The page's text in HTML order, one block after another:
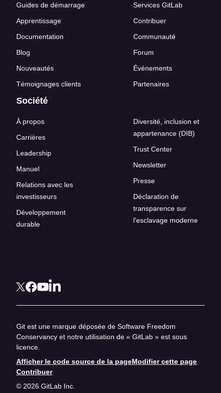
Guides de démarrage
Apprentissage
Documentation
Blog
Nouveautés
Témoignages clients
Services GitLab
Contribuer
Communauté
Forum
Événements
Partenaires
Société
À propos
Carrières
Leadership
Manuel
Relations avec les
investisseurs
Développement
durable
Diversité, inclusion et
appartenance (DIB)
Trust Center
Newsletter
Presse
Déclaration de
transparence sur
l'esclavage moderne
Git est une marque déposée de Software Freedom
Conservancy et notre utilisation de « GitLab » est sous
licence.
Afficher le code source de la pageModifier cette page
Contribuer
© 2026 GitLab Inc.